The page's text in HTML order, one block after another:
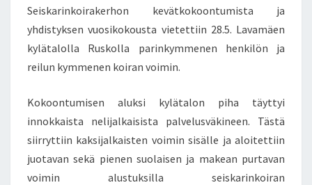
Seiskarinkoirakerhon kevätkokoontumista ja
yhdistyksen vuosikokousta vietettiin 28.5. Lavamäen
kylätalolla Ruskolla parinkymmenen henkilön ja
reilun kymmenen koiran voimin.
Kokoontumisen aluksi kylätalon piha täyttyi
innokkaista nelijalkaisista palvelusväkineen. Tästä
siirryttiin kaksijalkaisten voimin sisälle ja aloitettiin
juotavan sekä pienen suolaisen ja makean purtavan
voimin alustuksilla seiskarinkoiran